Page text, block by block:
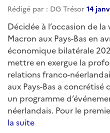
Rédigé par : DG Trésor 14
Décidée à l’occasion de
Macron aux Pays-Bas en
économique bilatérale
mettre en exergue la
relations franco-
aux Pays-Bas a
un programme
néerlandais. Pour le
la suite